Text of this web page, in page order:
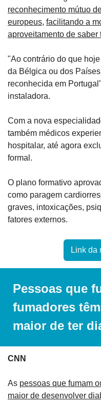
reconhecimento mútuo
europeus, facilitando a
aproveitamento de saber
"Ao contrário do que
da Bélgica ou dos
reconhecida em
instaladora.
Com a nova
também médicos
hospitalar, até agora
formal.
O plano formativo
como paragem
graves, intoxicações,
fatores externos.
Link da
Pessoas que
fumadores
maior de ter
CNN
As pessoas que fumam
maior de desenvolver